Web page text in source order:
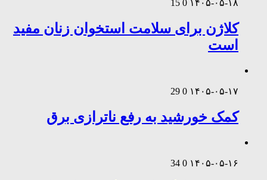
۱۴۰۵-۰۵-۱۸ 0
15
کلاژن برای سلامت استخوان زنان مفید
است
۱۴۰۵-۰۵-۱۷ 0
29
کمک خورشید به رفع ناترازی برق
۱۴۰۵-۰۵-۱۶ 0
34